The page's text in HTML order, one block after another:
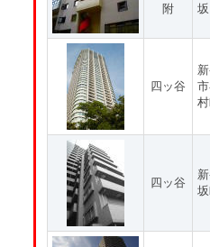
附
四ッ谷
四ッ谷